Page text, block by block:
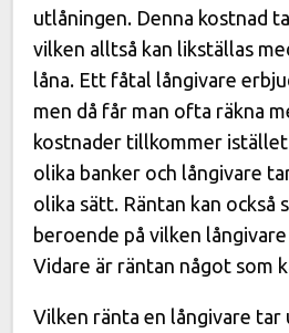
utlåningen. Denna kostnad
vilken alltså kan likställas
låna. Ett fåtal långivare
men då får man ofta räkna
kostnader tillkommer
olika banker och långivare
olika sätt. Räntan kan också
beroende på vilken
Vidare är räntan något som
Vilken ränta en långivare